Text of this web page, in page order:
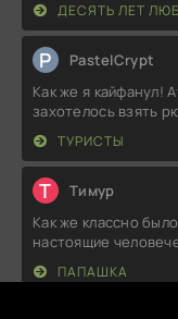
ДЕСЯТЬ ЛЕТ
P PastelCrypt
Как же я кайфанул!
захотелось взять
ТУРИСТЫ
Т Тимур
Как же классно
настоящие
ПАПАШКА